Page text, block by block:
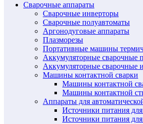
Сварочные аппараты
Сварочные инверторы
Сварочные полуавтоматы
Аргонодуговые аппараты
Плазморезы
Портативные машины
Аккумуляторные сварочные
Аккумуляторные сварочные
Машины контактной сварки
Машины контактной
Машины контактной
Аппараты для
Источники питания
Источники питания